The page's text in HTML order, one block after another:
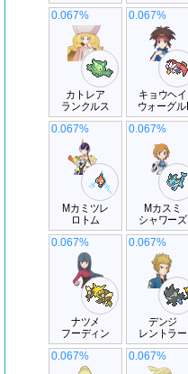
カトレア
ランクルス
0.067%
キョウヘイ
ウォーグルI
0.067%
Mカミツレ
ロトム
0.067%
Mカスミ
シャワーズ
0.067%
ナツメ
フーディン
0.067%
デンジ
レントラー
0.067%
0.067% 0.067%